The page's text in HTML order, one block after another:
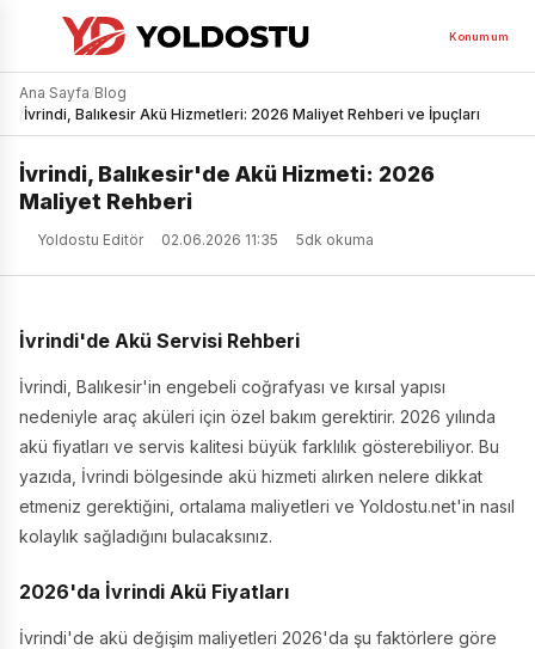
Konumum
Ana Sayfa/Blog
/İvrindi, Balıkesir Akü Hizmetleri: 2026 Maliyet Rehberi ve İpuçları
İvrindi, Balıkesir'de Akü Hizmeti: 2026
Maliyet Rehberi
Yoldostu Editör 02.06.2026 11:35 5dk okuma
İvrindi'de Akü Servisi Rehberi
İvrindi, Balıkesir'in engebeli coğrafyası ve kırsal yapısı
nedeniyle araç aküleri için özel bakım gerektirir. 2026 yılında
akü fiyatları ve servis kalitesi büyük farklılık gösterebiliyor. Bu
yazıda, İvrindi bölgesinde akü hizmeti alırken nelere dikkat
etmeniz gerektiğini, ortalama maliyetleri ve Yoldostu.net'in nasıl
kolaylık sağladığını bulacaksınız.
2026'da İvrindi Akü Fiyatları
İvrindi'de akü değişim maliyetleri 2026'da şu faktörlere göre